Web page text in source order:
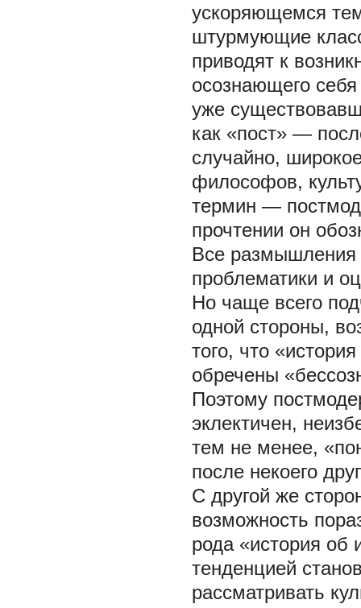
ускоряющемся
штурмующие
приводят к
осознающего
уже
как «пост» —
случайно,
философов,
термин —
прочтении он
Все размышления
проблематики и
Но чаще всего
одной стороны,
того, что
обречены
Поэтому
эклектичен,
тем не менее,
после некоего
С другой же
возможность
рода «история об
тенденцией
рассматривать